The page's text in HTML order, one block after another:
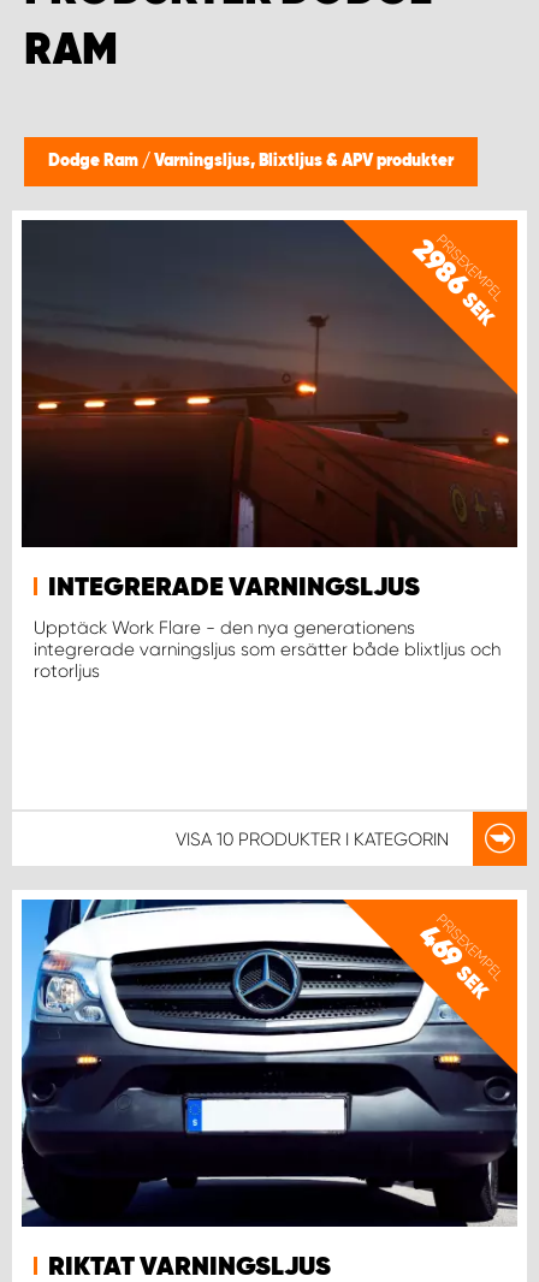
RAM
Dodge Ram / Varningsljus, Blixtljus & APV produkter
PRISEXEMPEL
2986
SEK
INTEGRERADE VARNINGSLJUS
Upptäck Work Flare - den nya generationens
integrerade varningsljus som ersätter både blixtljus och
rotorljus
VISA 10 PRODUKTER I KATEGORIN
PRISEXEMPEL
469
SEK
RIKTAT VARNINGSLJUS
WORK SYSTEM HELSINGBORG
WORK SYSTEM KALMAR
WORK SYSTEM KARLSTAD
WORK SYSTEM KRISTIANSTAD
WORK SYSTEM LINKÖPING
WORK SYSTEM SKÖVDE
WORK SYSTEM STOCKHOLM SYD
WORK SYSTEM SUNDSVALL
WORK SYSTEM TRESTAD
WORK SYSTEM UMEÅ
WORK SYSTEM UPPSALA
WORK SYSTEM VARBERG
WORK SYSTEM VÄRNAMO